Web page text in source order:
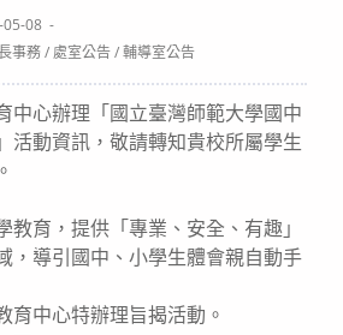
08
事務/處室公告/輔導室公告
中心辦理「國立臺灣師範大學國中
活動資訊，敬請轉知貴校所屬學生
教育，提供「專業、安全、有趣」
，導引國中、小學生體會親自動手
育中心特辦理旨揭活動。